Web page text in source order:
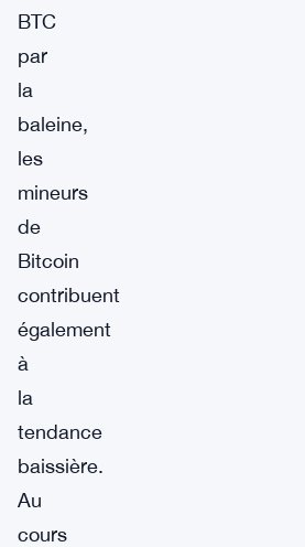
BTC
par
la
baleine,
les
mineurs
de
Bitcoin
contribuent
également
à
la
tendance
baissière.
Au
cours